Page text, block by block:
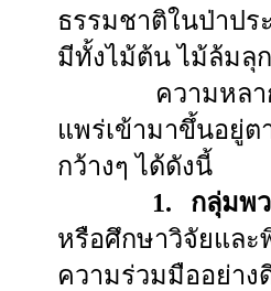
ธรรมชาติในป่าปร
มีทั้งไม้ต้น ไม้ล้มลุ
ความหลากหล
แพร่เข้ามาขึ้นอยู่
กว้างๆ ได้ดังนี้
1. กลุ่มพ
หรือศึกษาวิจัยและ
ความร่วมมืออย่าง